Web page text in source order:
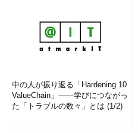
中の人が振り返る「Hardening 10
ValueChain」――学びにつながっ
た「トラブルの数々」とは (1/2)